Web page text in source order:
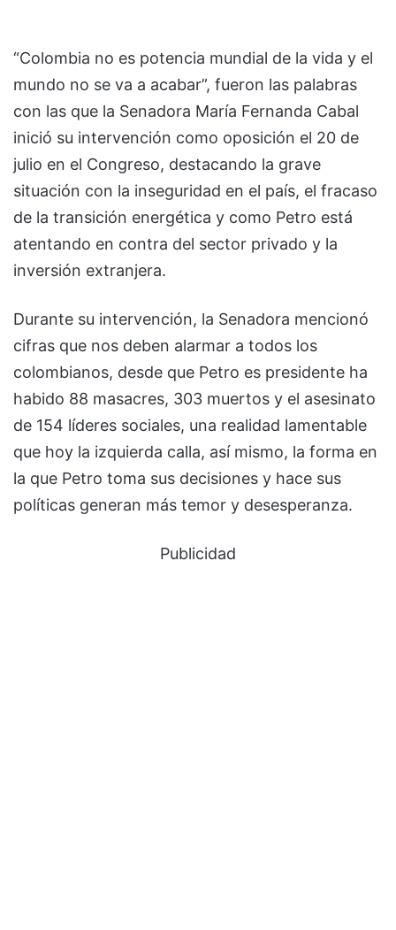
“Colombia no es potencia mundial de la vida y el
mundo no se va a acabar”, fueron las palabras
con las que la Senadora María Fernanda Cabal
inició su intervención como oposición el 20 de
julio en el Congreso, destacando la grave
situación con la inseguridad en el país, el fracaso
de la transición energética y como Petro está
atentando en contra del sector privado y la
inversión extranjera.
Durante su intervención, la Senadora mencionó
cifras que nos deben alarmar a todos los
colombianos, desde que Petro es presidente ha
habido 88 masacres, 303 muertos y el asesinato
de 154 líderes sociales, una realidad lamentable
que hoy la izquierda calla, así mismo, la forma en
la que Petro toma sus decisiones y hace sus
políticas generan más temor y desesperanza.
Publicidad